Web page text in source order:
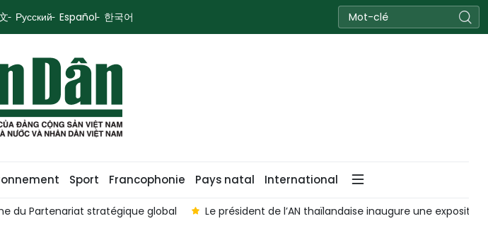
Русский Español 한국어
Sport Francophonie Pays natal International
global Le président de l’AN thaïlandaise inaugure une exposition sur les 50 ans des